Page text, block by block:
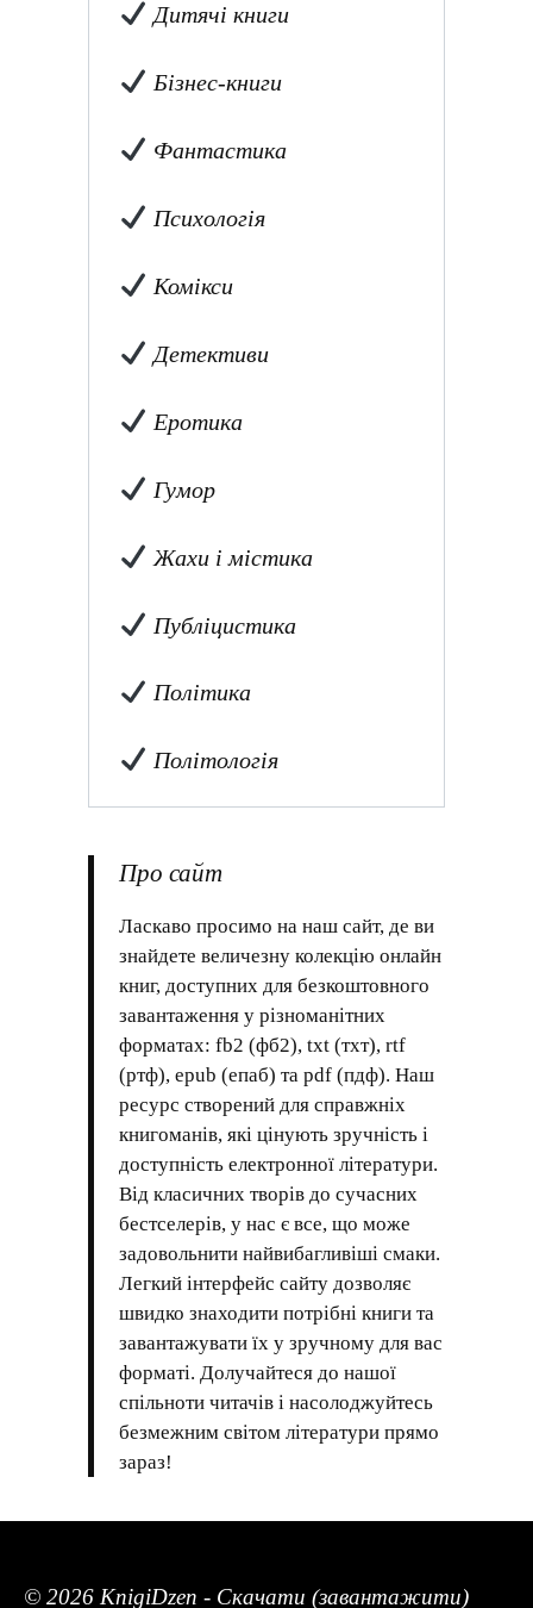
Дитячі книги
Бізнес-книги
Фантастика
Психологія
Комікси
Детективи
Еротика
Гумор
Жахи і містика
Публіцистика
Політика
Політологія
Про сайт
Ласкаво просимо на наш сайт, де ви
знайдете величезну колекцію онлайн
книг, доступних для безкоштовного
завантаження у різноманітних
форматах: fb2 (фб2), txt (тхт), rtf
(ртф), epub (епаб) та pdf (пдф). Наш
ресурс створений для справжніх
книгоманів, які цінують зручність і
доступність електронної літератури.
Від класичних творів до сучасних
бестселерів, у нас є все, що може
задовольнити найвибагливіші смаки.
Легкий інтерфейс сайту дозволяє
швидко знаходити потрібні книги та
завантажувати їх у зручному для вас
форматі. Долучайтеся до нашої
спільноти читачів і насолоджуйтесь
безмежним світом літератури прямо
зараз!
© 2026 KnigiDzen - Скачати (завантажити)